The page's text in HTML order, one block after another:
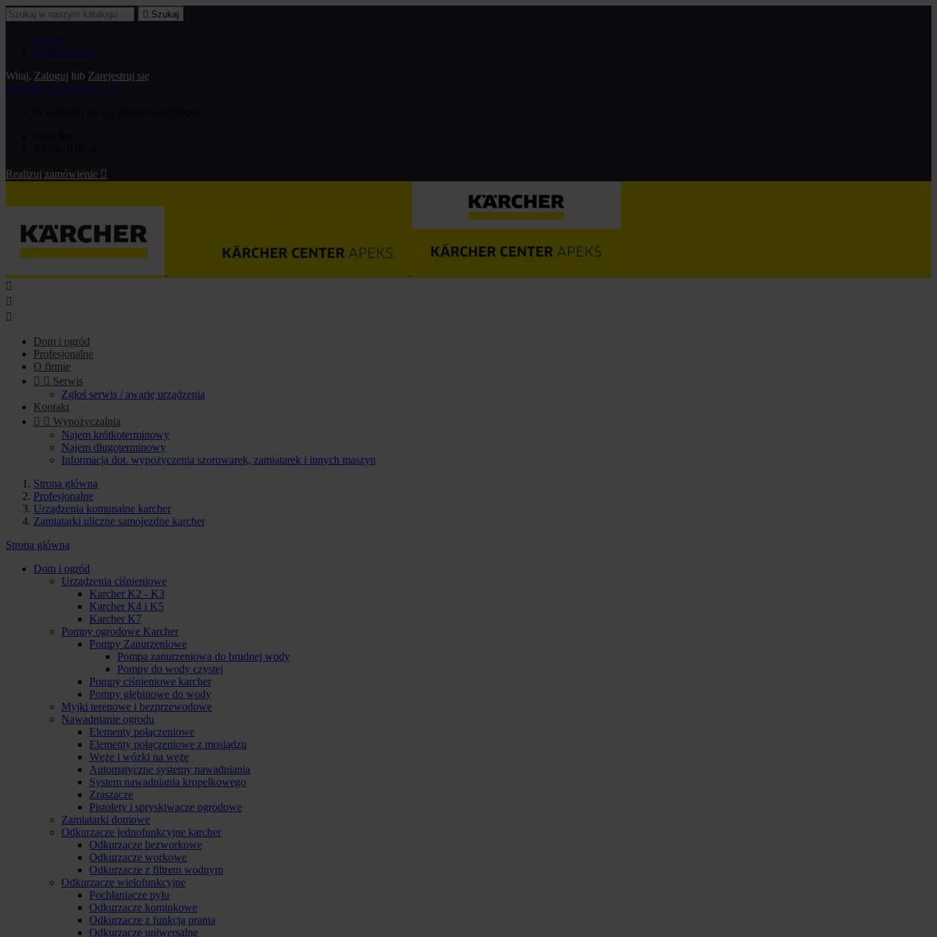
 Szukaj
Zaloguj
Zarejestruj się
Witaj, Zaloguj lub Zarejestruj się
shopping_cart Koszyk: 0
Realizuj zamówienie 



Dom i ogród
Profesjonalne
O firmie
  Serwis
Zgłoś serwis / awarię urządzenia
Kontakt
  Wypożyczalnia
Najem krótkoterminowy
Najem długoterminowy
Informacja dot. wypożyczenia szorowarek, zamiatarek i innych maszyn
Strona główna
Profesjonalne
Urządzenia komunalne karcher
Zamiatarki uliczne samojezdne karcher
Strona główna
Dom i ogród
Urządzenia ciśnieniowe
Karcher K2 - K3
Karcher K4 i K5
Karcher K7
Pompy ogrodowe Karcher
Pompy Zanurzeniowe
Pompa zanurzeniowa do brudnej wody
Pompy do wody czystej
Pompy ciśnieniowe karcher
Pompy głębinowe do wody
Myjki terenowe i bezprzewodowe
Nawadnianie ogrodu
Elementy połączeniowe
Elementy połączeniowe z mosiądzu
Węże i wózki na węże
Automatyczne systemy nawadniania
System nawadniania kropelkowego
Zraszacze
Pistolety i spryskiwacze ogrodowe
Zamiatarki domowe
Odkurzacze jednofunkcyjne karcher
Odkurzacze bezworkowe
Odkurzacze workowe
Odkurzacze z filtrem wodnym
Odkurzacze wielofunkcyjne
Pochłaniacze pyłu
Odkurzacze kominkowe
Odkurzacze z funkcją prania
Odkurzacze uniwersalne